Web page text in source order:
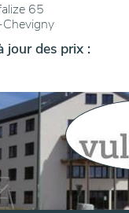
65
jour des prix :